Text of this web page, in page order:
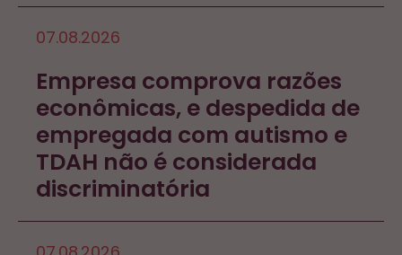
07.08.2026
Empresa comprova razões
econômicas, e despedida de
empregada com autismo e
TDAH não é considerada
discriminatória